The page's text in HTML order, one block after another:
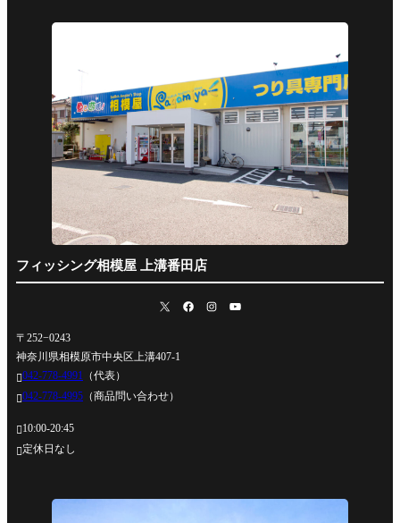
フィッシング相模屋 上溝番田店
〒252−0243
神奈川県相模原市中央区上溝407-1
042-778-4991 （代表）
042-778-4995 （商品問い合わせ）
10:00-20:45
定休日なし